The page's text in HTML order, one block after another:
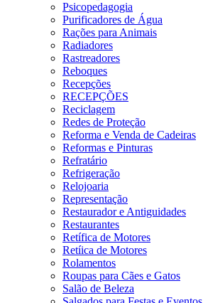
Psicopedagogia
Purificadores de Água
Rações para Animais
Radiadores
Rastreadores
Reboques
Recepções
RECEPÇÕES
Reciclagem
Redes de Proteção
Reforma e Venda de Cadeiras
Reformas e Pinturas
Refratário
Refrigeração
Relojoaria
Representação
Restaurador e Antiguidades
Restaurantes
Retífica de Motores
Retíica de Motores
Rolamentos
Roupas para Cães e Gatos
Salão de Beleza